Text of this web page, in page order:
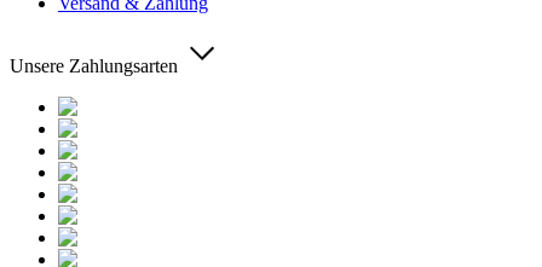
Unsere Zahlungsarten